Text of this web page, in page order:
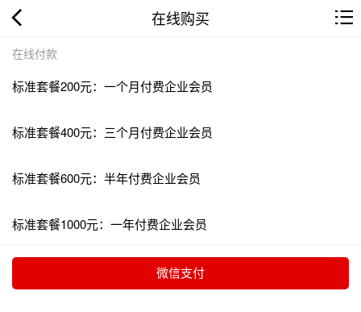
在线购买
在线付款
标准套餐200元：一个月付费企业会员
标准套餐400元：三个月付费企业会员
标准套餐600元：半年付费企业会员
标准套餐1000元：一年付费企业会员